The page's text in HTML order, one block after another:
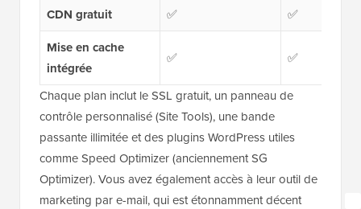
CDN gratuit ✅ ✅
Mise en cache
intégrée
✅ ✅
Chaque plan inclut le SSL gratuit, un panneau de
contrôle personnalisé (Site Tools), une bande
passante illimitée et des plugins WordPress utiles
comme Speed Optimizer (anciennement SG
Optimizer). Vous avez également accès à leur outil de
marketing par e-mail, qui est étonnamment décent